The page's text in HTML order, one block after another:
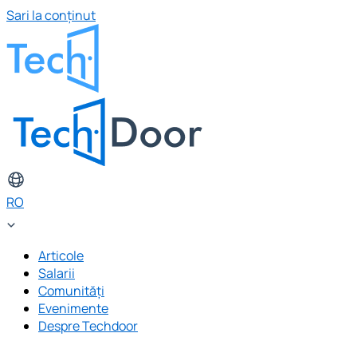
Sari la conținut
RO
Articole
Salarii
Comunități
Evenimente
Despre Techdoor